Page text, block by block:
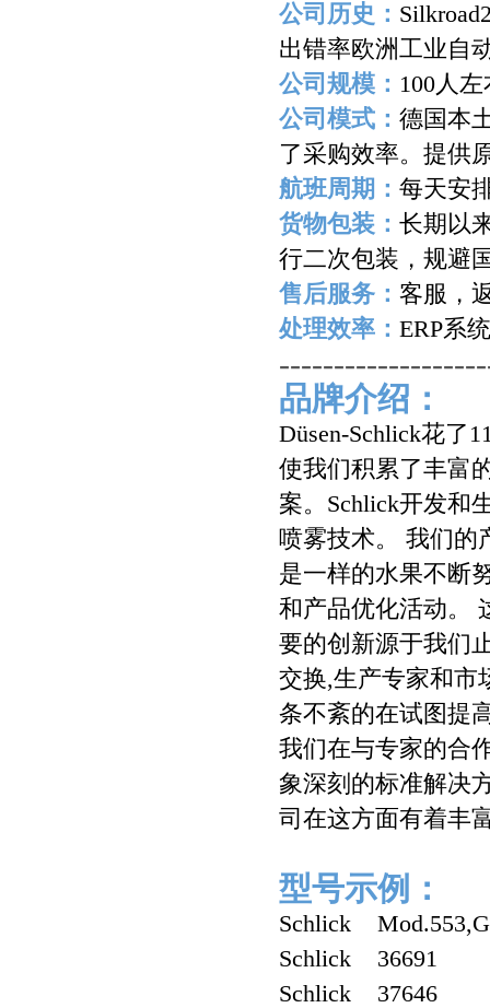
公司历史：
出错率欧洲工业自
公司规模： 100人左
公司模式： 德国本
了采购效率。提供
航班周期： 每天安
货物包装： 长期以
行二次包装，规避
售后服务： 客服，
处理效率： ERP系
品牌介绍：
Düsen-Schlick花了
使我们积累了丰富
案。Schlick开发和
喷雾技术。 我们的
是一样的水果不断
和产品优化活动。
要的创新源于我们
交换,生产专家和市
条不紊的在试图提
我们在与专家的合
象深刻的标准解决
司在这方面有着丰
型号示例：
Schlick
Schlick 36691
Schlick 37646